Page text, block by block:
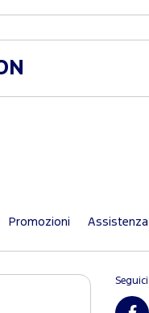
Promozioni Assistenza